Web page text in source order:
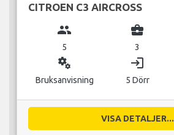
CITROEN C3 AIRCROSS
group
5
business_center
3
miscellaneous_services
Bruksanvisning
login
5 Dörr
VISA DETALJER...